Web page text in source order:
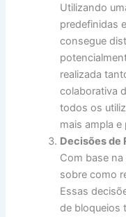
Utilizando
predefinidas
consegue
realizada
colaborativa
todos os
mais ampla
Decisões de
Com base
sobre como
Essas
de bloqueios